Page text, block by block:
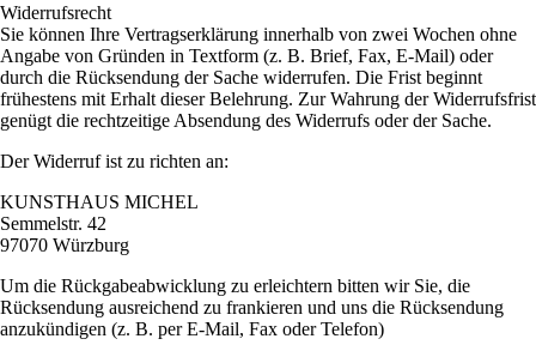
Widerrufsrecht
Sie können Ihre Vertragserklärung innerhalb von zwei Wochen ohne
Angabe von Gründen in Textform (z. B. Brief, Fax, E-Mail) oder
durch die Rücksendung der Sache widerrufen. Die Frist beginnt
frühestens mit Erhalt dieser Belehrung. Zur Wahrung der Widerrufsfrist
genügt die rechtzeitige Absendung des Widerrufs oder der Sache.
Der Widerruf ist zu richten an:
KUNSTHAUS MICHEL
Semmelstr. 42
97070 Würzburg
Um die Rückgabeabwicklung zu erleichtern bitten wir Sie, die
Rücksendung ausreichend zu frankieren und uns die Rücksendung
anzukündigen (z. B. per E-Mail, Fax oder Telefon)